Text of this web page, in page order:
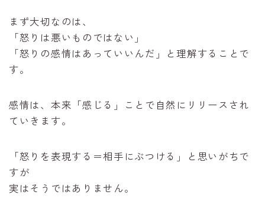
まず大切なのは、
「怒りは悪いものではない」
「怒りの感情はあっていいんだ」と理解することで
す。
感情は、本来「感じる」ことで自然にリリースされ
ていきます。
「怒りを表現する＝相手にぶつける」と思いがちで
すが
実はそうではありません。